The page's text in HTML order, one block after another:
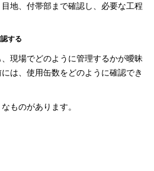
地、付帯部まで確認し、必要な工程
する
現場でどのように管理するかが曖昧
は、使用缶数をどのように確認でき
ものがあります。